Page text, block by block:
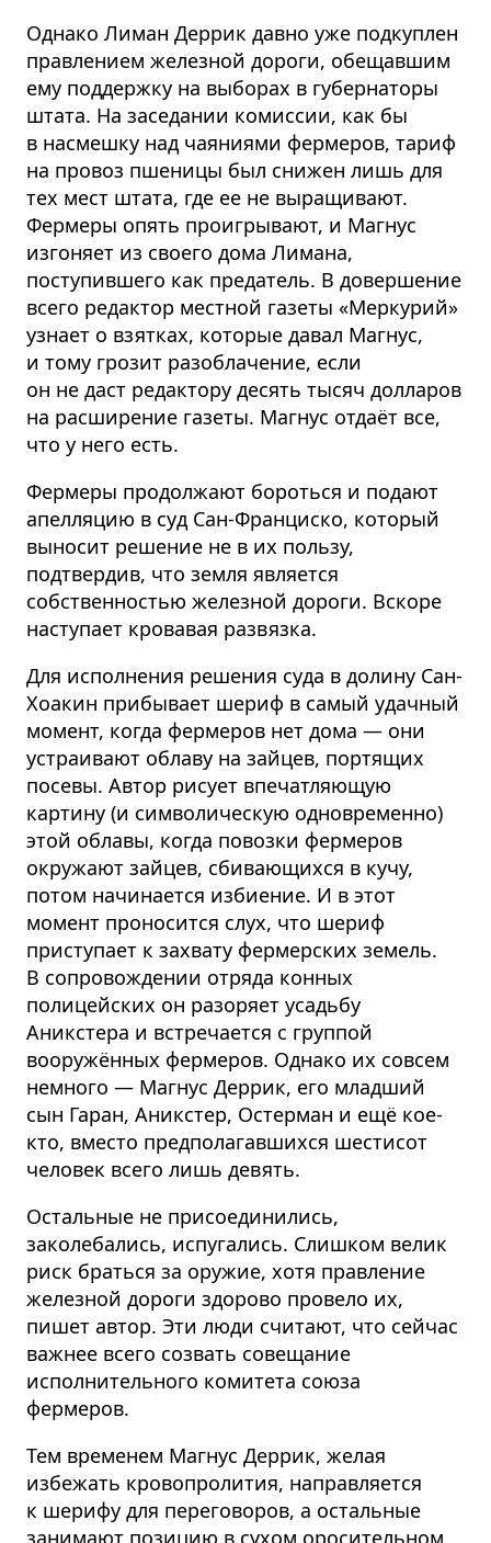
Однако Лиман Деррик давно уже подкуплен
правлением железной дороги, обещавшим
ему поддержку на выборах в губернаторы
штата. На заседании комиссии, как бы
в насмешку над чаяниями фермеров, тариф
на провоз пшеницы был снижен лишь для
тех мест штата, где ee не выращивают.
Фермеры опять проигрывают, и Магнус
изгоняет из своего дома Лимана,
поступившего как предатель. В довершение
всего редактор местной газеты «Меркурий»
узнает о взятках, которые давал Магнус,
и тому грозит разоблачение, если
он не даст редактору десять тысяч долларов
на расширение газеты. Магнус отдаёт все,
что у него есть.
Фермеры продолжают бороться и подают
апелляцию в суд Сан-Франциско, который
выносит решение не в их пользу,
подтвердив, что земля является
собственностью железной дороги. Вскоре
наступает кровавая развязка.
Для исполнения решения суда в долину Сан-
Хоакин прибывает шериф в самый удачный
момент, когда фермеров нет дома — они
устраивают облаву на зайцев, портящих
посевы. Автор рисует впечатляющую
картину (и символическую одновременно)
этой облавы, когда повозки фермеров
окружают зайцев, сбивающихся в кучу,
потом начинается избиение. И в этот
момент проносится слух, что шериф
приступает к захвату фермерских земель.
В сопровождении отряда конных
полицейских он разоряет усадьбу
Аникстера и встречается с группой
вооружённых фермеров. Однако их совсем
немного — Магнус Деррик, его младший
сын Гаран, Аникстер, Остерман и ещё кое-
кто, вместо предполагавшихся шестисот
человек всего лишь девять.
Остальные не присоединились,
заколебались, испугались. Слишком велик
риск браться за оружие, хотя правление
железной дороги здорово провело их,
пишет автор. Эти люди считают, что сейчас
важнее всего созвать совещание
исполнительного комитета союза
фермеров.
Тем временем Магнус Деррик, желая
избежать кровопролития, направляется
к шерифу для переговоров, а остальные
занимают позицию в сухом оросительном